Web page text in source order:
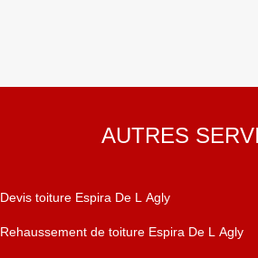
AUTRES
Devis toiture Espira De L Agly
Rehaussement de toiture Espira De L Agly